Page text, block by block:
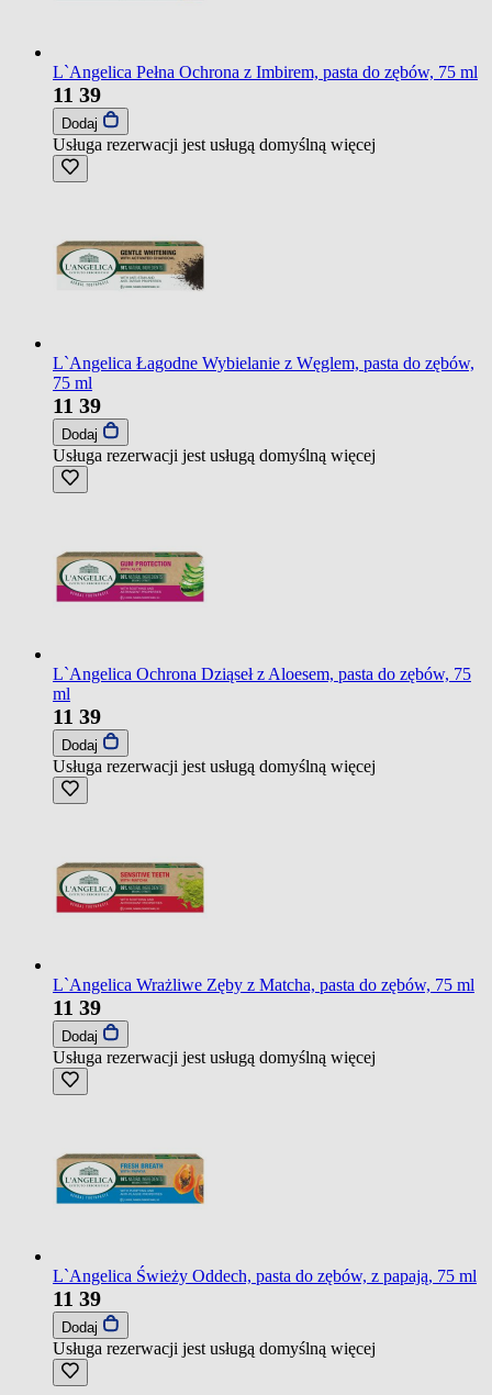
L`Angelica Pełna Ochrona z Imbirem, pasta do zębów, 75 ml
11 39
Dodaj
Usługa rezerwacji jest usługą domyślną więcej
L`Angelica Łagodne Wybielanie z Węglem, pasta do zębów,
75 ml
11 39
Dodaj
Usługa rezerwacji jest usługą domyślną więcej
L`Angelica Ochrona Dziąseł z Aloesem, pasta do zębów, 75
ml
11 39
Dodaj
Usługa rezerwacji jest usługą domyślną więcej
L`Angelica Wrażliwe Zęby z Matcha, pasta do zębów, 75 ml
11 39
Dodaj
Usługa rezerwacji jest usługą domyślną więcej
L`Angelica Świeży Oddech, pasta do zębów, z papają, 75 ml
11 39
Dodaj
Usługa rezerwacji jest usługą domyślną więcej